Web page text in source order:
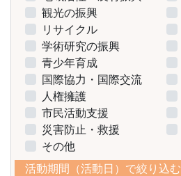
観光の振興
リサイクル
学術研究の振興
青少年育成
国際協力・国際交流
人権擁護
市民活動支援
災害防止・救援
その他
活動期間（活動日）で絞り込む